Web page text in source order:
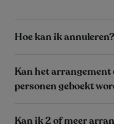
Hoe kan ik annuleren?
Kan het arrangement
personen geboekt
Kan ik 2 of meer